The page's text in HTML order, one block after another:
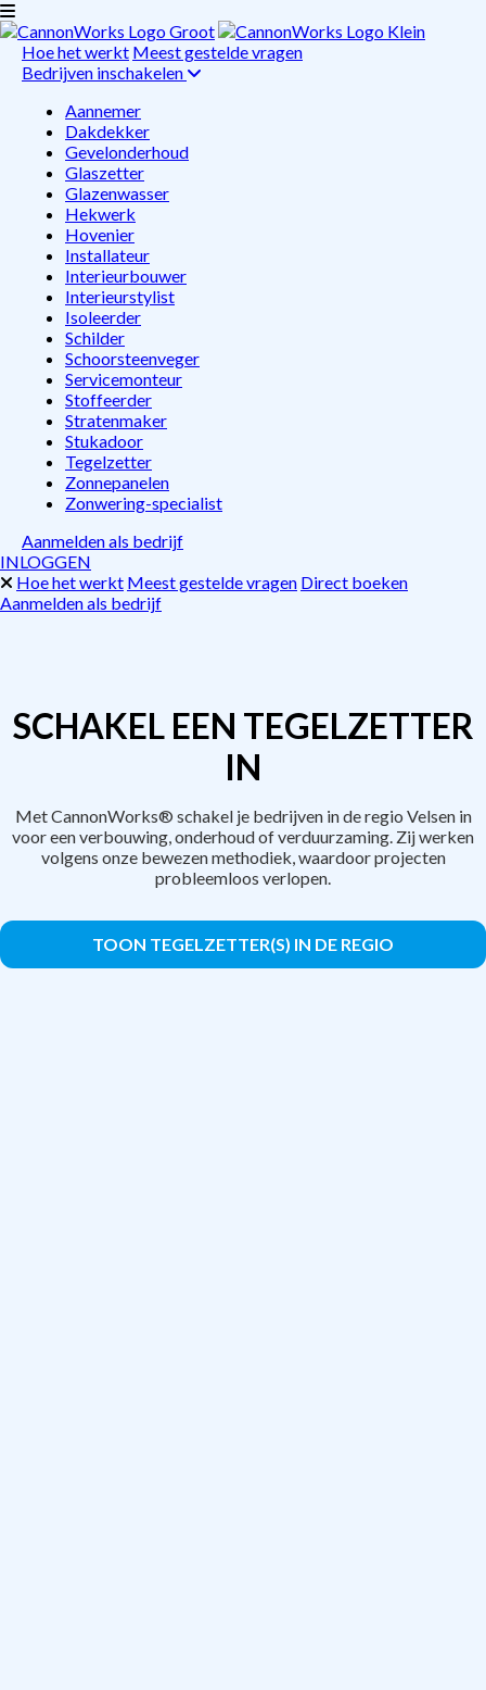
Hoe het werkt Meest gestelde vragen
Bedrijven inschakelen
Aannemer
Dakdekker
Gevelonderhoud
Glaszetter
Glazenwasser
Hekwerk
Hovenier
Installateur
Interieurbouwer
Interieurstylist
Isoleerder
Schilder
Schoorsteenveger
Servicemonteur
Stoffeerder
Stratenmaker
Stukadoor
Tegelzetter
Zonnepanelen
Zonwering-specialist
Aanmelden als bedrijf
INLOGGEN
Hoe het werkt Meest gestelde vragen Direct boeken
Aanmelden als bedrijf
SCHAKEL EEN TEGELZETTER
IN
Met CannonWorks® schakel je bedrijven in de regio Velsen in
voor een verbouwing, onderhoud of verduurzaming. Zij werken
volgens onze bewezen methodiek, waardoor projecten
probleemloos verlopen.
TOON TEGELZETTER(S) IN DE REGIO